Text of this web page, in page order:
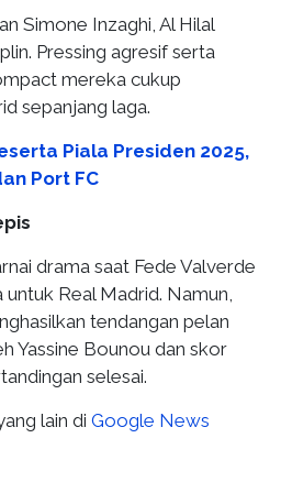
Simone Inzaghi, Al Hilal
Pressing agresif serta
mereka cukup
sepanjang laga.
Piala Presiden 2025,
Port FC
drama saat Fede Valverde
Real Madrid. Namun,
tendangan pelan
Yassine Bounou dan skor
selesai.
lain di Google News